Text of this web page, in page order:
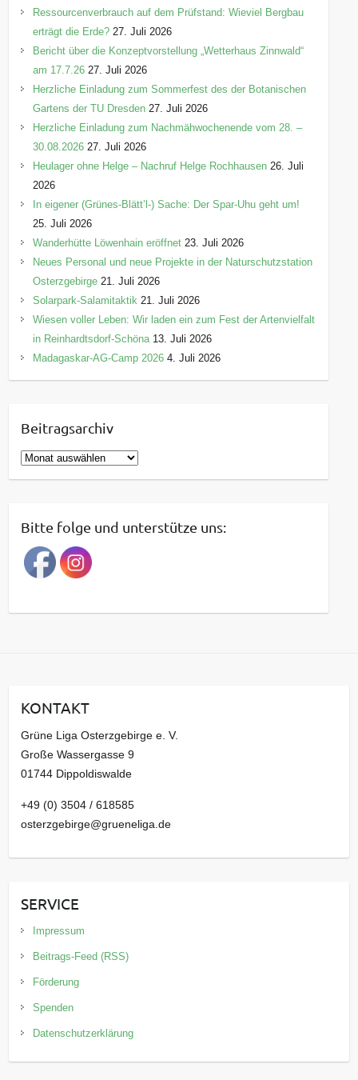
Ressourcenverbrauch auf dem Prüfstand: Wieviel Bergbau
erträgt die Erde? 27. Juli 2026
Bericht über die Konzeptvorstellung „Wetterhaus Zinnwald“
am 17.7.26 27. Juli 2026
Herzliche Einladung zum Sommerfest des der Botanischen
Gartens der TU Dresden 27. Juli 2026
Herzliche Einladung zum Nachmähwochenende vom 28. –
30.08.2026 27. Juli 2026
Heulager ohne Helge – Nachruf Helge Rochhausen 26. Juli
2026
In eigener (Grünes-Blätt’l-) Sache: Der Spar-Uhu geht um!
25. Juli 2026
Wanderhütte Löwenhain eröffnet 23. Juli 2026
Neues Personal und neue Projekte in der Naturschutzstation
Osterzgebirge 21. Juli 2026
Solarpark-Salamitaktik 21. Juli 2026
Wiesen voller Leben: Wir laden ein zum Fest der Artenvielfalt
in Reinhardtsdorf-Schöna 13. Juli 2026
Madagaskar-AG-Camp 2026 4. Juli 2026
Beitragsarchiv
B
e
r
a
g
a
v
Bitte folge und unterstütze uns:
KONTAKT
Grüne Liga Osterzgebirge e. V.
Große Wassergasse 9
01744 Dippoldiswalde
+49 (0) 3504 / 618585
osterzgebirge@grueneliga.de
SERVICE
Impressum
Beitrags-Feed (RSS)
Förderung
Spenden
Datenschutzerklärung